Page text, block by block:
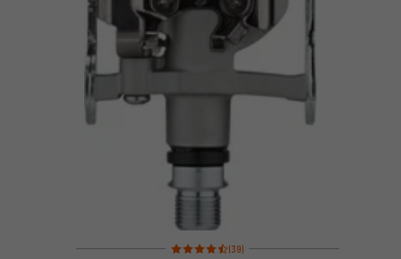
Bewertungen: 4,5 von 5 basierend auf 39
(39)